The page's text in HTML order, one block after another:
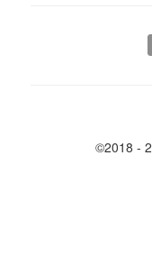
©2018 -